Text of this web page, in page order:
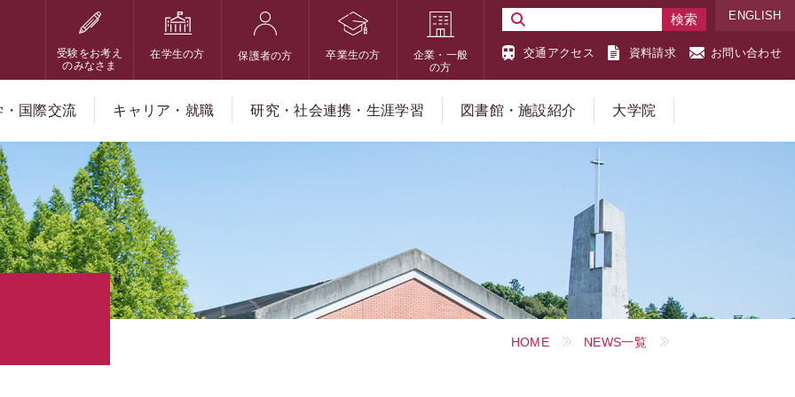
受験をお考え
のみなさま
在学生の方 保護者の方 卒業生の方
企業・一般
の方
交通アクセス 資料請求 お問い合わせ
ENGLISH
・国際交流 キャリア・就職 研究・社会連携・生涯学習 図書館・施設紹介 大学院
HOME NEWS一覧